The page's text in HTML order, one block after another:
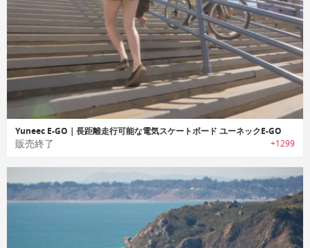
Yuneec E-GO｜長距離走行可能な電気スケートボード ユーネックE-GO
販売終了 +1299